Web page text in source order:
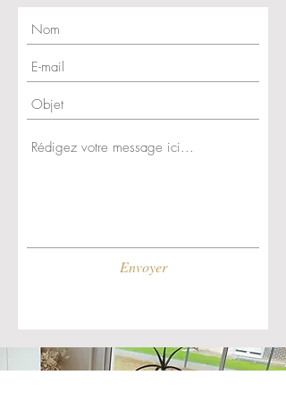
varier selon l'arrivage des matériaux,
ce qui rend chaque meuble unique.
Nos photos sont donc non
contractuelles.
Envoyer